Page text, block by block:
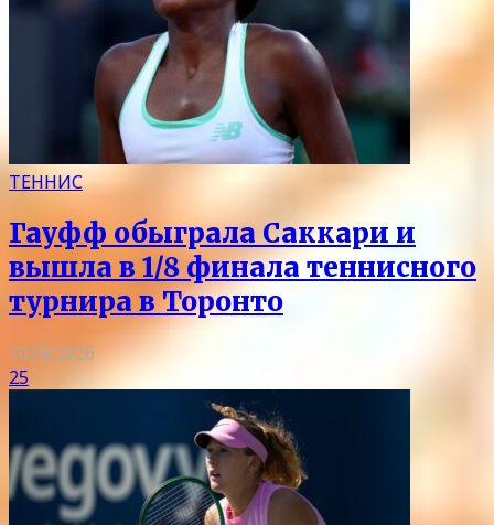
ТЕННИС
Гауфф обыграла Саккари и
вышла в 1/8 финала теннисного
турнира в Торонто
10.08.2026
25